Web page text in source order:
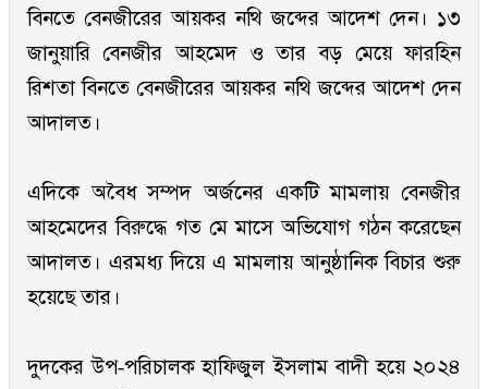
বিনতে বেনজীরের আয়কর নথি জব্দের আদেশ দেন। ১৩
জানুয়ারি বেনজীর আহমেদ ও তার বড় মেয়ে ফারহিন
রিশতা বিনতে বেনজীরের আয়কর নথি জব্দের আদেশ দেন
আদালত।
এদিকে অবৈধ সম্পদ অর্জনের একটি মামলায় বেনজীর
আহমেদের বিরুদ্ধে গত মে মাসে অভিযোগ গঠন করেছেন
আদালত। এরমধ্য দিয়ে এ মামলায় আনুষ্ঠানিক বিচার শুরু
হয়েছে তার।
দুদকের উপ-পরিচালক হাফিজুল ইসলাম বাদী হয়ে ২০২৪